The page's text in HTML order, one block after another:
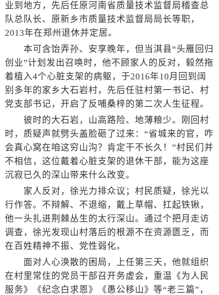
业到地方，先后任原河南省质量技术监督局稽查总
队总队长、原新乡市质量技术监督局局长等职，
2013年在郑州退休并定居。
本可含饴弄孙、安享晚年，但当淇县“头雁回归
创业”计划发出召唤时，他不顾家人的反对，毅然拖
着植入4个心脏支架的病躯，于2016年10月回到阔
别多年的家乡大石岩村，先后任驻村第一书记、村
党支部书记，开启了反哺桑梓的第二次人生征程。
彼时的大石岩，山高路险、地薄粮少。刚回村
时，质疑声就劈头盖脸砸了过来：“省城来的官，咋
会真心窝在咱这穷山沟？肯定干不长久！”村民们并
不相信，这位戴着心脏支架的退休干部，能为这座
沉寂已久的深山带来什么改变。
家人反对，徐光力排众议；村民质疑，徐光以
行作答。不辩解、不退缩，戴上草帽、扛起铁锹，
他一头扎进荆棘丛生的太行深山。通过个把月走访
调查，徐光发现山村落后的根源不在资源匮乏，而
在百姓精神不振、党性弱化。
面对人心涣散的困局，上任第三天，他就组织
在村里常住的党员干部召开务虚会，重温《为人民
服务》《纪念白求恩》《愚公移山》等“老三篇”，